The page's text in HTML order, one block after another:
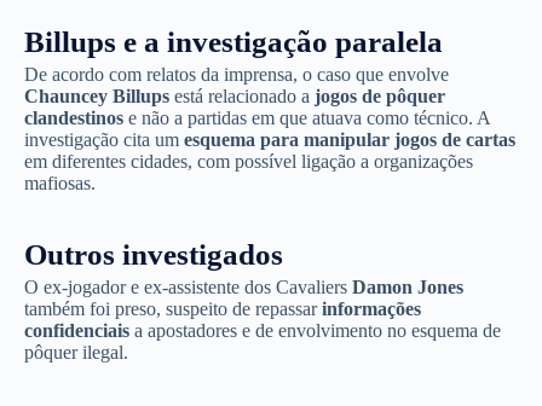
Billups e a investigação paralela
De acordo com relatos da imprensa, o caso que envolve
Chauncey Billups está relacionado a jogos de pôquer
clandestinos e não a partidas em que atuava como técnico. A
investigação cita um esquema para manipular jogos de cartas
em diferentes cidades, com possível ligação a organizações
mafiosas.
Outros investigados
O ex-jogador e ex-assistente dos Cavaliers Damon Jones
também foi preso, suspeito de repassarinformações
confidenciais a apostadores e de envolvimento no esquema de
pôquer ilegal.